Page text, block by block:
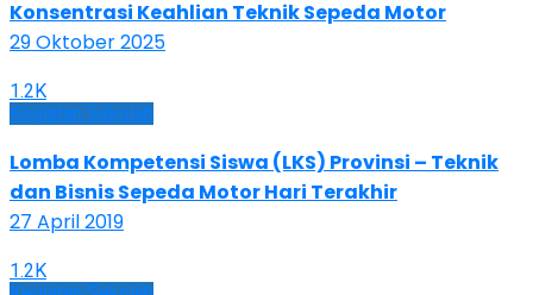
Konsentrasi Keahlian Teknik Sepeda Motor
29 Oktober 2025
1.2K
Kegiatan Sekolah
Lomba Kompetensi Siswa (LKS) Provinsi – Teknik
dan Bisnis Sepeda Motor Hari Terakhir
27 April 2019
1.2K